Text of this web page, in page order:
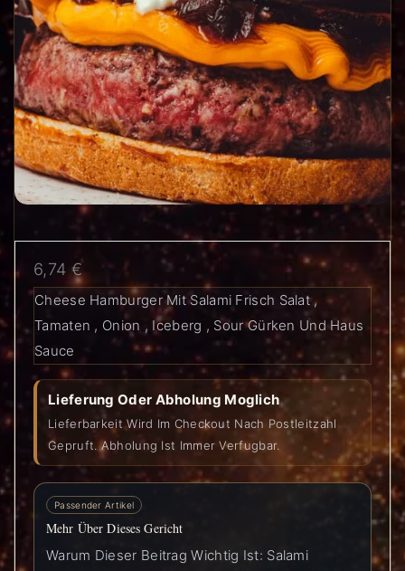
6,74 €
Cheese Hamburger Mit Salami Frisch Salat ,
Tamaten , Onion , Iceberg , Sour Gürken Und Haus
Sauce
Lieferung Oder Abholung Moglich
Lieferbarkeit Wird Im Checkout Nach Postleitzahl
Gepruft. Abholung Ist Immer Verfugbar.
Passender Artikel
Mehr Über Dieses Gericht
Warum Dieser Beitrag Wichtig Ist: Salami